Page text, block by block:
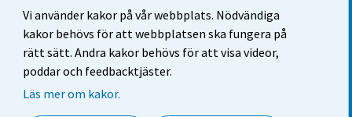
Vi använder kakor på vår webbplats. Nödvändiga
kakor behövs för att webbplatsen ska fungera på
rätt sätt. Andra kakor behövs för att visa videor,
poddar och feedbacktjäster.
Läs mer om kakor.
Användarvillkor
Dataskydd
Tillgänglighet